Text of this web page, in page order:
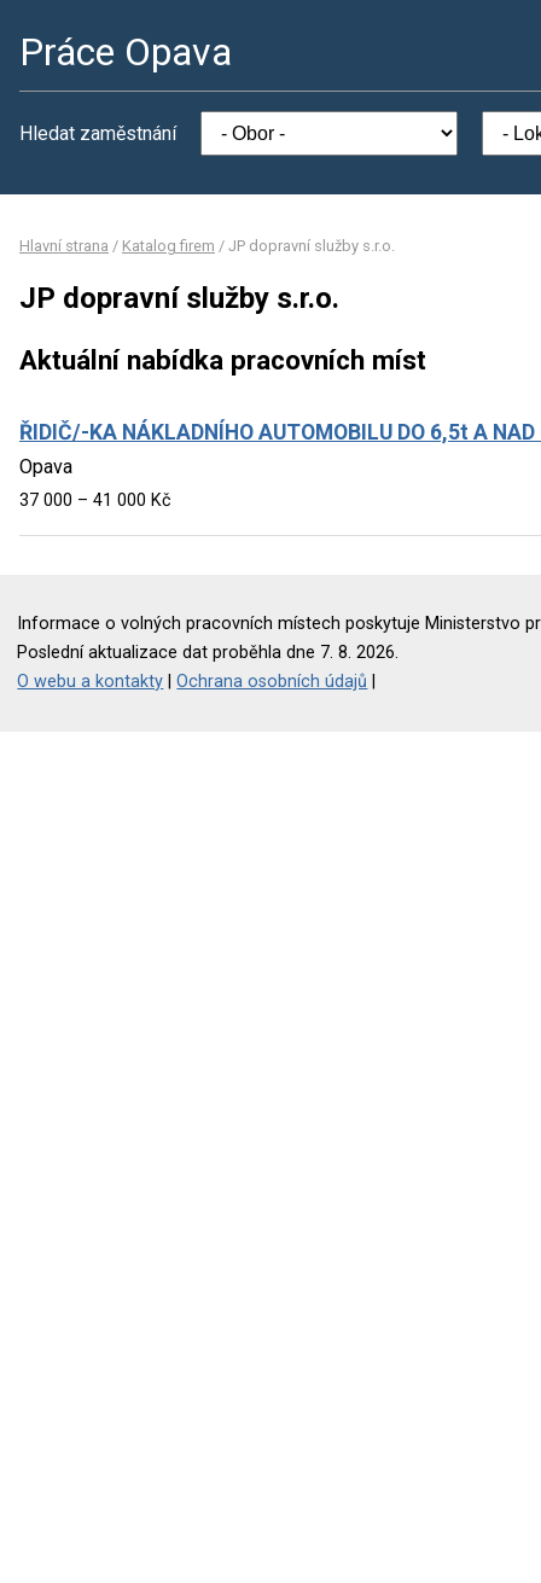
Práce Opava
Hledat zaměstnání
Hlavní strana / Katalog firem / JP dopravní služby s.r.o.
JP dopravní služby s.r.o.
Aktuální nabídka pracovních míst
ŘIDIČ/-KA NÁKLADNÍHO AUTOMOBILU DO 6,5t A
Opava
37 000 – 41 000 Kč
Informace o volných pracovních místech poskytuje Ministerstvo
Poslední aktualizace dat proběhla dne 7. 8. 2026.
O webu a kontakty |Ochrana osobních údajů